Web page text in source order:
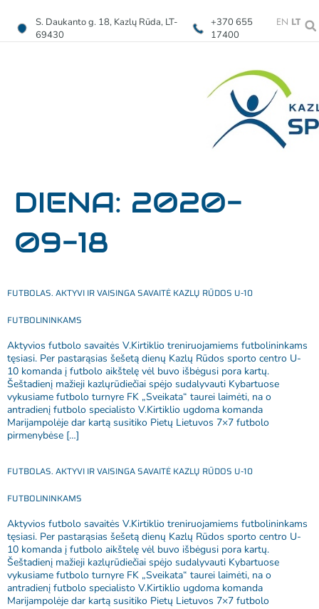
S. Daukanto g. 18, Kazlų Rūda, LT-
69430
+370 655
17400
EN LT
DIENA: 2020-
09-18
FUTBOLAS. AKTYVI IR VAISINGA SAVAITĖ KAZLŲ RŪDOS U-10
FUTBOLININKAMS
Aktyvios futbolo savaitės V.Kirtiklio treniruojamiems futbolininkams
tęsiasi. Per pastarąsias šešetą dienų Kazlų Rūdos sporto centro U-
10 komanda į futbolo aikštelę vėl buvo išbėgusi pora kartų.
Šeštadienį mažieji kazlųrūdiečiai spėjo sudalyvauti Kybartuose
vykusiame futbolo turnyre FK „Sveikata“ taurei laimėti, na o
antradienį futbolo specialisto V.Kirtiklio ugdoma komanda
Marijampolėje dar kartą susitiko Pietų Lietuvos 7×7 futbolo
pirmenybėse […]
FUTBOLAS. AKTYVI IR VAISINGA SAVAITĖ KAZLŲ RŪDOS U-10
FUTBOLININKAMS
Aktyvios futbolo savaitės V.Kirtiklio treniruojamiems futbolininkams
tęsiasi. Per pastarąsias šešetą dienų Kazlų Rūdos sporto centro U-
10 komanda į futbolo aikštelę vėl buvo išbėgusi pora kartų.
Šeštadienį mažieji kazlųrūdiečiai spėjo sudalyvauti Kybartuose
vykusiame futbolo turnyre FK „Sveikata“ taurei laimėti, na o
antradienį futbolo specialisto V.Kirtiklio ugdoma komanda
Marijampolėje dar kartą susitiko Pietų Lietuvos 7×7 futbolo